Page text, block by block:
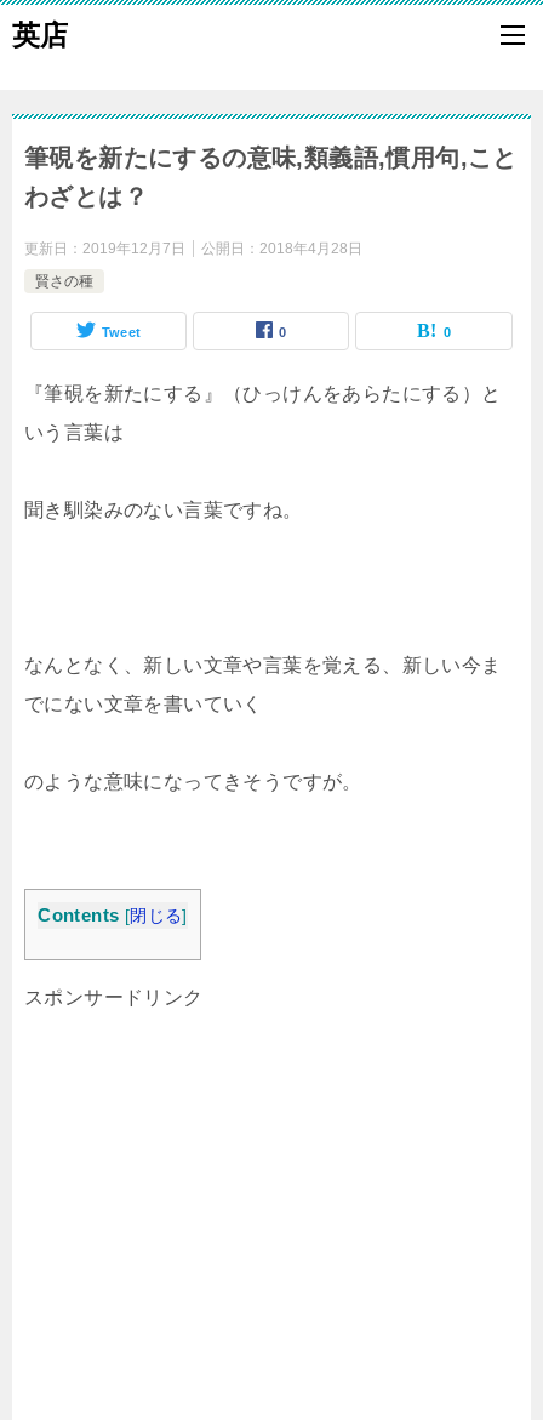
英店
筆硯を新たにするの意味,類義語,慣用句,こと
わざとは？
更新日： 2019年12月7日 公開日： 2018年4月28日
賢さの種
Tweet 0 0
『筆硯を新たにする』（ひっけんをあらたにする）と
いう言葉は
聞き馴染みのない言葉ですね。
なんとなく、新しい文章や言葉を覚える、新しい今ま
でにない文章を書いていく
のような意味になってきそうですが。
Contents [閉じる]
スポンサードリンク